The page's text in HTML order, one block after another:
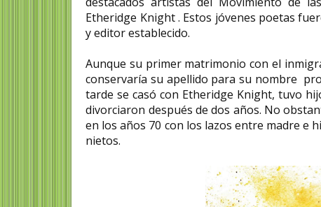
Etheridge Knight . Estos jóvenes poetas
y editor establecido.
Aunque su primer matrimonio con el
conservaría su apellido para su nombre
tarde se casó con Etheridge Knight, tuvo
divorciaron después de dos años. No
en los años 70 con los lazos entre madre e
nietos.